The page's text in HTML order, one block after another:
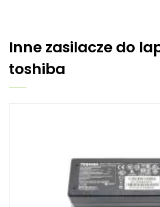
Inne zasilacze do
toshiba